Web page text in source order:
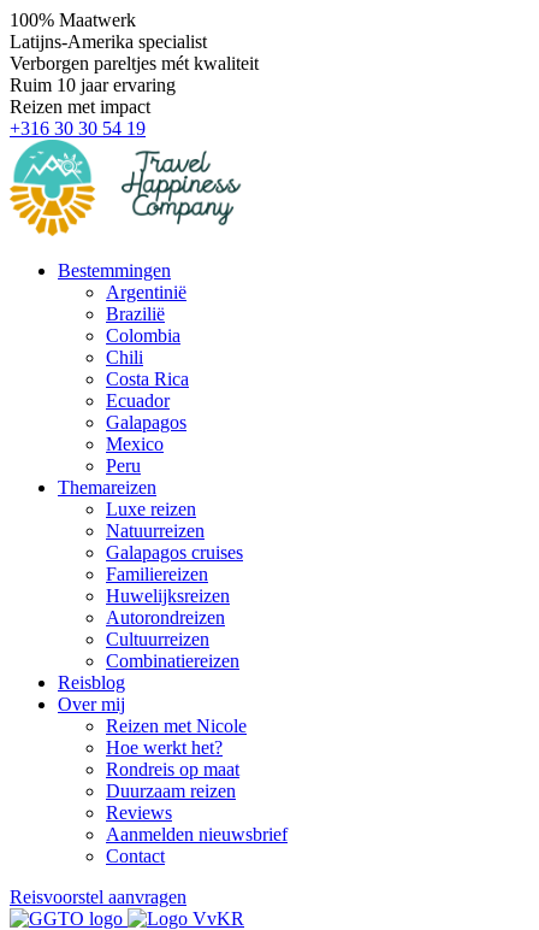
100% Maatwerk
Latijns-Amerika specialist
Verborgen pareltjes mét kwaliteit
Ruim 10 jaar ervaring
Reizen met impact
+316 30 30 54 19
Bestemmingen
Argentinië
Brazilië
Colombia
Chili
Costa Rica
Ecuador
Galapagos
Mexico
Peru
Themareizen
Luxe reizen
Natuurreizen
Galapagos cruises
Familiereizen
Huwelijksreizen
Autorondreizen
Cultuurreizen
Combinatiereizen
Reisblog
Over mij
Reizen met Nicole
Hoe werkt het?
Rondreis op maat
Duurzaam reizen
Reviews
Aanmelden nieuwsbrief
Contact
Reisvoorstel aanvragen